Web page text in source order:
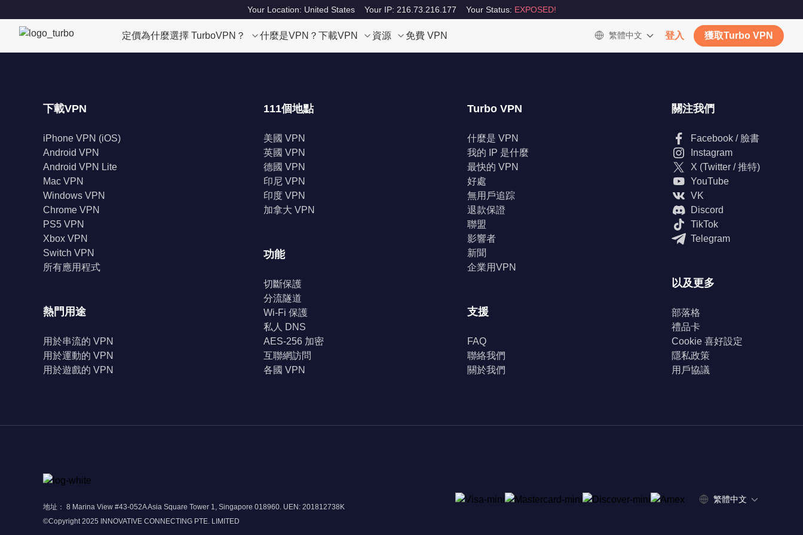
Your Location: United States Your IP: 216.73.216.177 Your Status: EXPOSED!
定價為什麼選擇 TurboVPN？ 什麼是VPN？ 下載VPN 資源 免費 VPN 繁體中文 登入 獲取Turbo VPN
下載VPN
iPhone VPN (iOS)
Android VPN
Android VPN Lite
Mac VPN
Windows VPN
Chrome VPN
PS5 VPN
Xbox VPN
Switch VPN
所有應用程式
熱門用途
用於串流的 VPN
用於運動的 VPN
用於遊戲的 VPN
111個地點
美國 VPN
英國 VPN
德國 VPN
印尼 VPN
印度 VPN
加拿大 VPN
功能
切斷保護
分流隧道
Wi-Fi 保護
私人 DNS
AES-256 加密
互聯網訪問
各國 VPN
Turbo VPN
什麼是 VPN
我的 IP 是什麼
最快的 VPN
好處
無用戶追踪
退款保證
聯盟
影響者
新聞
企業用VPN
支援
FAQ
聯絡我們
關於我們
關注我們
Facebook / 臉書
Instagram
X (Twitter / 推特)
YouTube
VK
Discord
TikTok
Telegram
以及更多
部落格
禮品卡
Cookie 喜好設定
隱私政策
用戶協議
地址： 8 Marina View #43-052A Asia Square Tower 1, Singapore 018960. UEN: 201812738K
©Copyright 2025 INNOVATIVE CONNECTING PTE. LIMITED
繁體中文